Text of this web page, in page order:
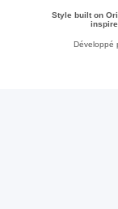
Style built on
Développé